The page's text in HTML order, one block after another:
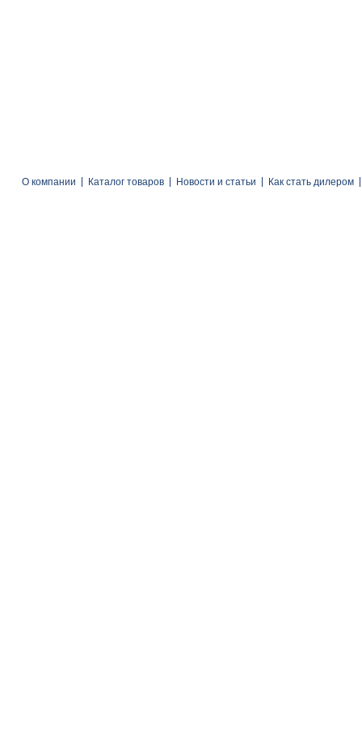
О компании Каталог товаров Новости и статьи Как стать дилером